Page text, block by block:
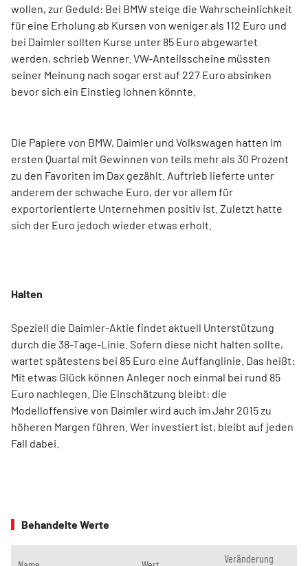
wollen, zur Geduld: Bei BMW steige die Wahrscheinlichkeit
für eine Erholung ab Kursen von weniger als 112 Euro und
bei Daimler sollten Kurse unter 85 Euro abgewartet
werden, schrieb Wenner. VW-Anteilsscheine müssten
seiner Meinung nach sogar erst auf 227 Euro absinken
bevor sich ein Einstieg lohnen könnte.
Die Papiere von BMW, Daimler und Volkswagen hatten im
ersten Quartal mit Gewinnen von teils mehr als 30 Prozent
zu den Favoriten im Dax gezählt. Auftrieb lieferte unter
anderem der schwache Euro, der vor allem für
exportorientierte Unternehmen positiv ist. Zuletzt hatte
sich der Euro jedoch wieder etwas erholt.
Halten
Speziell die Daimler-Aktie findet aktuell Unterstützung
durch die 38-Tage-Linie. Sofern diese nicht halten sollte,
wartet spätestens bei 85 Euro eine Auffanglinie. Das heißt:
Mit etwas Glück können Anleger noch einmal bei rund 85
Euro nachlegen. Die Einschätzung bleibt: die
Modelloffensive von Daimler wird auch im Jahr 2015 zu
höheren Margen führen. Wer investiert ist, bleibt auf jeden
Fall dabei.
Behandelte Werte
Veränderung